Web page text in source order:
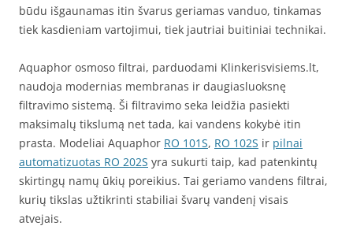
būdu išgaunamas itin švarus geriamas vanduo, tinkamas
tiek kasdieniam vartojimui, tiek jautriai buitiniai technikai.
Aquaphor osmoso filtrai, parduodami Klinkerisvisiems.lt,
naudoja modernias membranas ir daugiasluoksnę
filtravimo sistemą. Ši filtravimo seka leidžia pasiekti
maksimalų tikslumą net tada, kai vandens kokybė itin
prasta. Modeliai Aquaphor RO 101S, RO 102S ir pilnai
automatizuotas RO 202S yra sukurti taip, kad patenkintų
skirtingų namų ūkių poreikius. Tai geriamo vandens filtrai,
kurių tikslas užtikrinti stabiliai švarų vandenį visais
atvejais.